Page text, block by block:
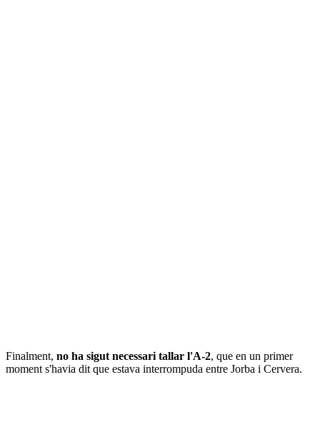
Finalment, no ha sigut necessari tallar l'A-2, que en un primer
moment s'havia dit que estava interrompuda entre Jorba i Cervera.